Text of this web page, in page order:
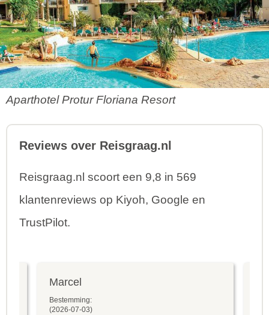
Aparthotel Protur Floriana Resort
Reviews over Reisgraag.nl
Reisgraag.nl scoort een 9,8 in 569
klantenreviews op Kiyoh, Google en
TrustPilot.
Marcel
Bestemming:
(2026-07-03)